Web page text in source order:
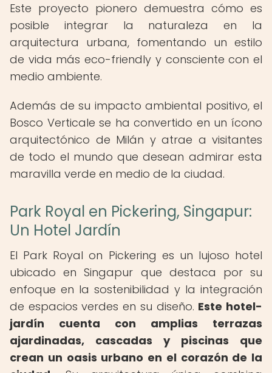
Este proyecto pionero demuestra cómo es
posible integrar la naturaleza en la
arquitectura urbana, fomentando un estilo
de vida más eco-friendly y consciente con el
medio ambiente.
Además de su impacto ambiental positivo, el
Bosco Verticale se ha convertido en un ícono
arquitectónico de Milán y atrae a visitantes
de todo el mundo que desean admirar esta
maravilla verde en medio de la ciudad.
Park Royal en Pickering, Singapur:
Un Hotel Jardín
El Park Royal on Pickering es un lujoso hotel
ubicado en Singapur que destaca por su
enfoque en la sostenibilidad y la integración
de espacios verdes en su diseño. Este hotel-
jardín cuenta con amplias terrazas
ajardinadas, cascadas y piscinas que
crean un oasis urbano en el corazón de la